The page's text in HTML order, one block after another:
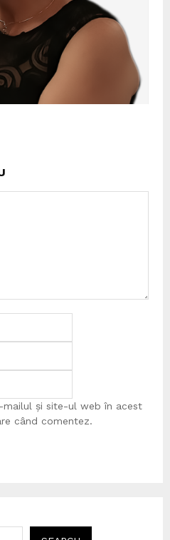
mailul și site-ul web în acest
când comentez.